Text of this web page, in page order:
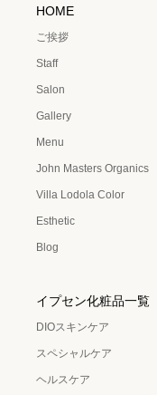
HOME
ご挨拶
Staff
Salon
Gallery
Menu
John Masters Organics
Villa Lodola Color
Esthetic
Blog
イプセン化粧品一覧
DIOスキンケア
スペシャルケア
ヘルスケア